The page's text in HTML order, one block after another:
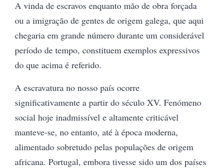
A vinda de escravos enquanto mão de obra forçada
ou a imigração de gentes de origem galega, que aqui
chegaria em grande número durante um considerável
período de tempo, constituem exemplos expressivos
do que acima é referido.
A escravatura no nosso país ocorre
significativamente a partir do século XV. Fenómeno
social hoje inadmissível e altamente criticável
manteve-se, no entanto, até à época moderna,
alimentado sobretudo pelas populações de origem
africana. Portugal, embora tivesse sido um dos países